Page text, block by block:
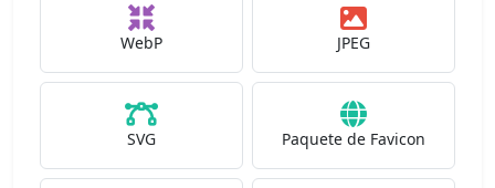
WebP JPEG
SVG Paquete de Favicon